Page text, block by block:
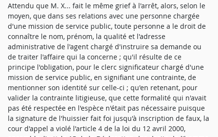
Attendu que M. X... fait le même grief à l'arrêt, alors, selon le
moyen, que dans ses relations avec une personne chargée
d'une mission de service public, toute personne a le droit de
connaître le nom, prénom, la qualité et l'adresse
administrative de l'agent chargé d'instruire sa demande ou
de traiter l'affaire qui la concerne ; qu'il résulte de ce
principe l'obligation, pour le clerc significateur chargé d'une
mission de service public, en signifiant une contrainte, de
mentionner son identité sur celle-ci ; qu'en retenant, pour
valider la contrainte litigieuse, que cette formalité qui n'avait
pas été respectée en l'espèce n'était pas nécessaire puisque
la signature de l'huissier fait foi jusqu'à inscription de faux, la
cour d'appel a violé l'article 4 de la loi du 12 avril 2000,